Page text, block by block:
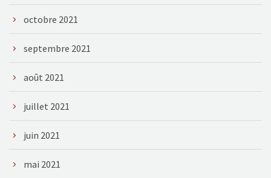
octobre 2021
septembre 2021
août 2021
juillet 2021
juin 2021
mai 2021